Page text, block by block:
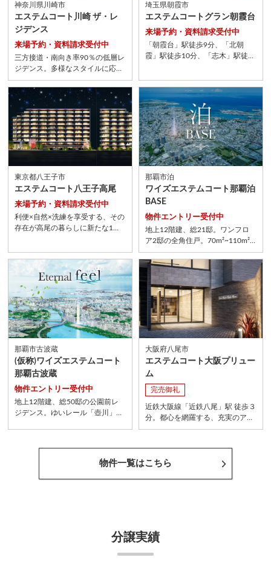
神奈川県川崎市
エステムコート川崎 ザ・レ
ジデンス
来場予約・資料請求受付中
三方接道・南向き率90％の低層レ
ジデンス。多様なスタイルに応え
る45㎡台～77㎡台のプラン。光
り誘う、美しき秀邸「エステムコ
ート川崎 ザ・レジデンス」
埼玉県朝霞市
エステムコートグラン朝霞台
来場予約・資料請求受付中
「朝霞台」駅徒歩9分、「北朝
霞」駅徒歩10分、「志木」駅徒歩
ーション、全94邸。
東京都八王子市
エステムコート八王子高尾
来場予約・資料請求受付中
利便×自然×洗練を享受する、その
存在が高尾の暮らしに新たな1ペ
那覇市泊
ワイズエステムコート那覇泊
BASE
物件エントリー受付中
地上12階建、総21邸。ワンフロ
ア2邸の全角住戸。70m²~110m²
超の住戸をプランニング。誇り高
い歴史と文化が息づく邸宅地が、
泊一丁目に誕生する。
那覇市古波蔵
(仮称)ワイズエステムコート
那覇古波蔵
物件エントリー受付中
地上12階建、総50邸の公園前レ
ジデンス。ゆいレール「壺川」
大阪府八尾市
エステムコート大阪プリュー
ム
完売御礼
近鉄大阪線「近鉄八尾」駅 徒歩３
分。都心を網羅する、充実のアク
セス。都心へ自在につながる駅前
ル至近。
物件一覧はこちら
分譲実績